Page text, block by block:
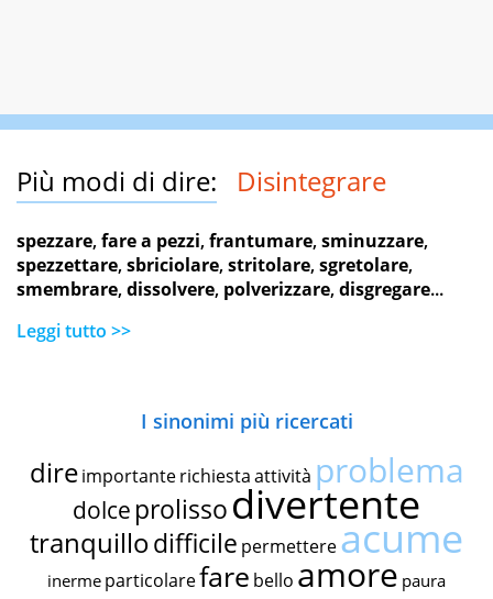
Più modi di dire: Disintegrare
spezzare,fare a pezzi,frantumare,sminuzzare,
spezzettare,sbriciolare,stritolare,sgretolare,
smembrare,dissolvere, polverizzare,disgregare...
Leggi tutto >>
I sinonimi più ricercati
dire importante richiestaattività problema
dolce prolissodivertente
tranquillodifficile permettereacume
inerme particolarefare bello amore paura